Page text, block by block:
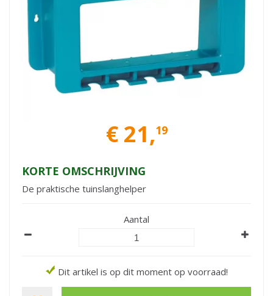
€ 21,19
KORTE OMSCHRIJVING
De praktische tuinslanghelper
Aantal
Dit artikel is op dit moment op voorraad!